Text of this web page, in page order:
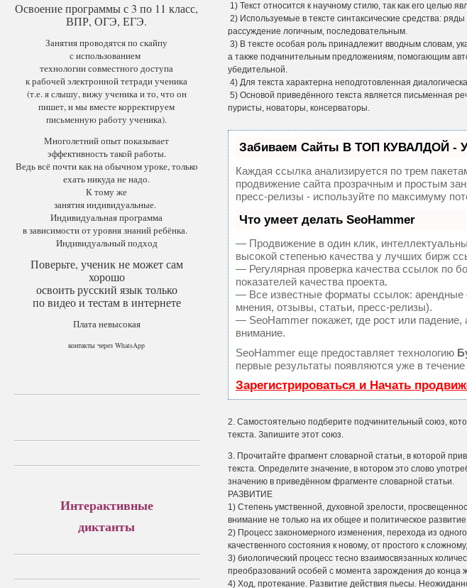
1) Текст относится к научному стилю, так как его целью
2) Используемые в тексте синтаксические средства:
рассуждение логичным, последовательным.
3) В тексте особая роль принадлежит вводным словам,
а также подчинительным предложениям, помогающим
убедительной.
4) Для текста характерна неподготовленная
5) Основой приведённого текста является письменная
пуристы, новаторы, консерваторы.
Забиваем Сайты В ТОП КУВАЛДОЙ -
Каждая ссылка анализируется по трем
продвижение сайта прозрачным и простым
пресс-релизы - используйте по максимуму
Что умеет делать SeoHammer
— Продвижение в один клик,
высокой степенью качества у лучших бирж
— Регулярная проверка качества ссылок по
показателей качества проекта.
— Все известные форматы ссылок: арендные
мнения, отзывы, статьи, пресс-релизы).
— SeoHammer покажет, где рост или
внимание.
SeoHammer еще предоставляет технологию
первые результаты появляются уже в
Зарегистрироваться и Начать
2. Самостоятельно подберите подчинительный союз,
текста. Запишите этот союз.
3. Прочитайте фрагмент словарной статьи, в которой
текста. Определите значение, в котором это слово
значению в приведённом фрагменте словарной статьи.
РАЗВИТИЕ
1) Степень умственной, духовной зрелости,
внимание не только на их общее и политическое
2) Процесс закономерного изменения, перехода из
качественного состояния к новому, от простого к
3) биологический процесс тесно взаимосвязанных
преобразований особей с момента зарождения до конца
4) Ход, протекание. Развитие действия пьесы.
Освоение программы с 3 по 11 класс,
ВПР, ОГЭ, ЕГЭ.
Занятия проводятся по скайпу
с использованием
технологии совместного доступа
к рабочей электронной тетради ученика
(т.е. я слышу, вижу ученика и то, что он
пишет, и мы вместе корректируем
письменную работу ученика).
Многолетний опыт показывает
эффективность такой работы.
Ведь всё почти как на обычном уроке, только
ехать никуда не надо.
К тому же
занятия индивидуальные.
Индивидуальная программа
в зависимости от уровня знаний ребёнка.
Индивидуальный подход
Поверьте, ученик не может сам
хорошо
освоить русский язык только
по видео и тестам в интернете
Плата невысокая
контакты через WhatsApp
Интерактивные
диктанты